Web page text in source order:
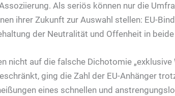
Als seriös können nur die
ihrer Zukunft zur Auswahl stellen: EU-
der Neutralität und Offenheit in beide
nicht auf die falsche Dichotomie „exklusive
ging die Zahl der EU-Anhänger
eines schnellen und